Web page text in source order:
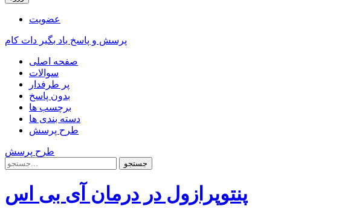
عضویت
پرسش و پاسخ یاد بگیر دات کام
صفحه اصلی
سوالات
پر طرفدار
بدون پاسخ
برچسب ها
دسته بندی ها
طرح پرسش
طرح پرسش
پنتوپرازول در درمان آی بی اس